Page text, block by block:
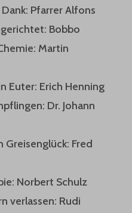
Pfarrer Alfons
Bobbo
Martin
Euter: Erich Henning
Dr. Johann
Greisenglück: Fred
Norbert Schulz
verlassen: Rudi